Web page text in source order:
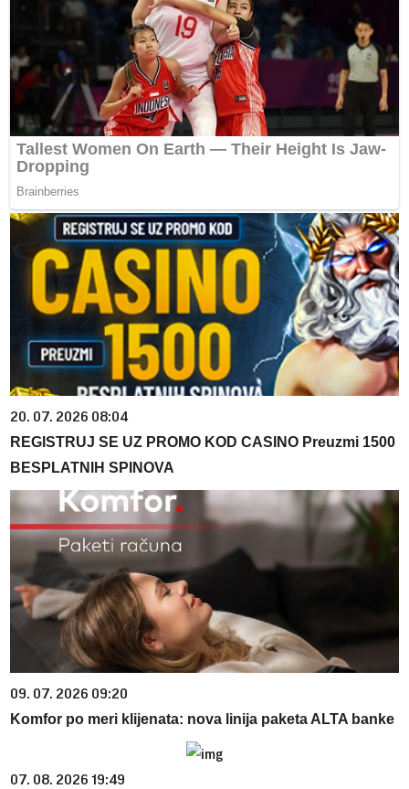
20. 07. 2026 08:04
REGISTRUJ SE UZ PROMO KOD CASINO Preuzmi 1500
BESPLATNIH SPINOVA
09. 07. 2026 09:20
Komfor po meri klijenata: nova linija paketa ALTA banke
07. 08. 2026 19:49